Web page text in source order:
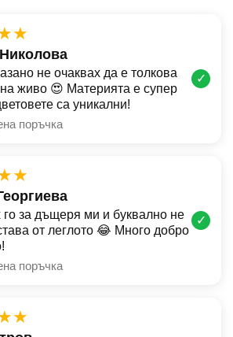
не очаквах да е толкова
живо 😍 Материята е супер
са уникални!
поръчка
✓
го за дъщеря ми и буквално не
от леглото 😂 Много добро
поръчка
✓